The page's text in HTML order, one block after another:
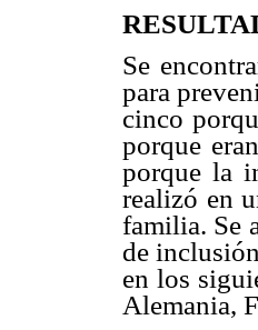
Se
para
cinco
porque
porque la
realizó en
familia. Se
de
en los
Alemania,